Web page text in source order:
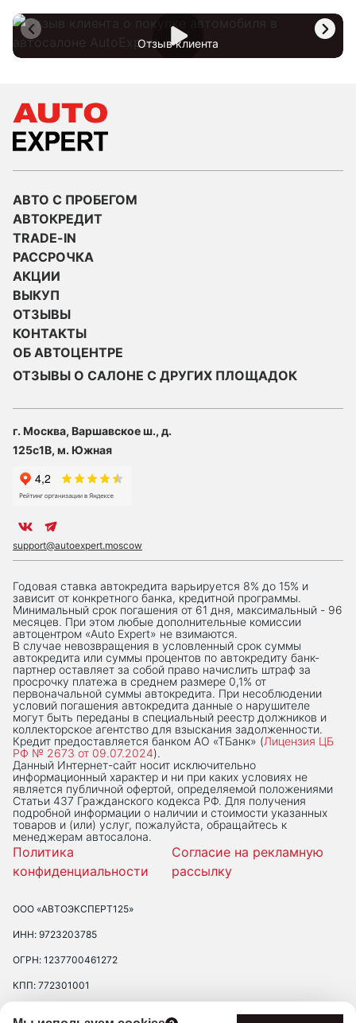
Отзыв клиента
АВТО С ПРОБЕГОМ
АВТОКРЕДИТ
TRADE-IN
РАССРОЧКА
АКЦИИ
ВЫКУП
ОТЗЫВЫ
КОНТАКТЫ
ОБ АВТОЦЕНТРЕ
ОТЗЫВЫ О САЛОНЕ С ДРУГИХ ПЛОЩАДОК
г. Москва, Варшавское ш., д.
125с1В, м. Южная
support@autoexpert.moscow
Годовая ставка автокредита варьируется 8% до 15% и
зависит от конкретного банка, кредитной программы.
Минимальный срок погашения от 61 дня, максимальный - 96
месяцев. При этом любые дополнительные комиссии
автоцентром «Auto Expert» не взимаются.
В случае невозвращения в условленный срок суммы
автокредита или суммы процентов по автокредиту банк-
партнер оставляет за собой право начислить штраф за
просрочку платежа в среднем размере 0,1% от
первоначальной суммы автокредита. При несоблюдении
условий погашения автокредита данные о нарушителе
могут быть переданы в специальный реестр должников и
коллекторское агентство для взыскания задолженности.
Кредит предоставляется банком АО «ТБанк» (Лицензия ЦБ
РФ № 2673 от 09.07.2024).
Данный Интернет-сaйт носит исключительно
информационный характер и ни при каких условиях не
является публичной офертой, определяемой положениями
Статьи 437 Гражданского кодекса РФ. Для получения
подробной информации о наличии и стоимости указанных
товаров и (или) услуг, пожалуйста, обращайтесь к
менеджерам автосалона.
Политика
конфиденциальности
Согласие на рекламную
рассылку
ООО «АВТОЭКСПЕРТ125»
ИНН: 9723203785
ОГРН: 1237700461272
КПП: 772301001